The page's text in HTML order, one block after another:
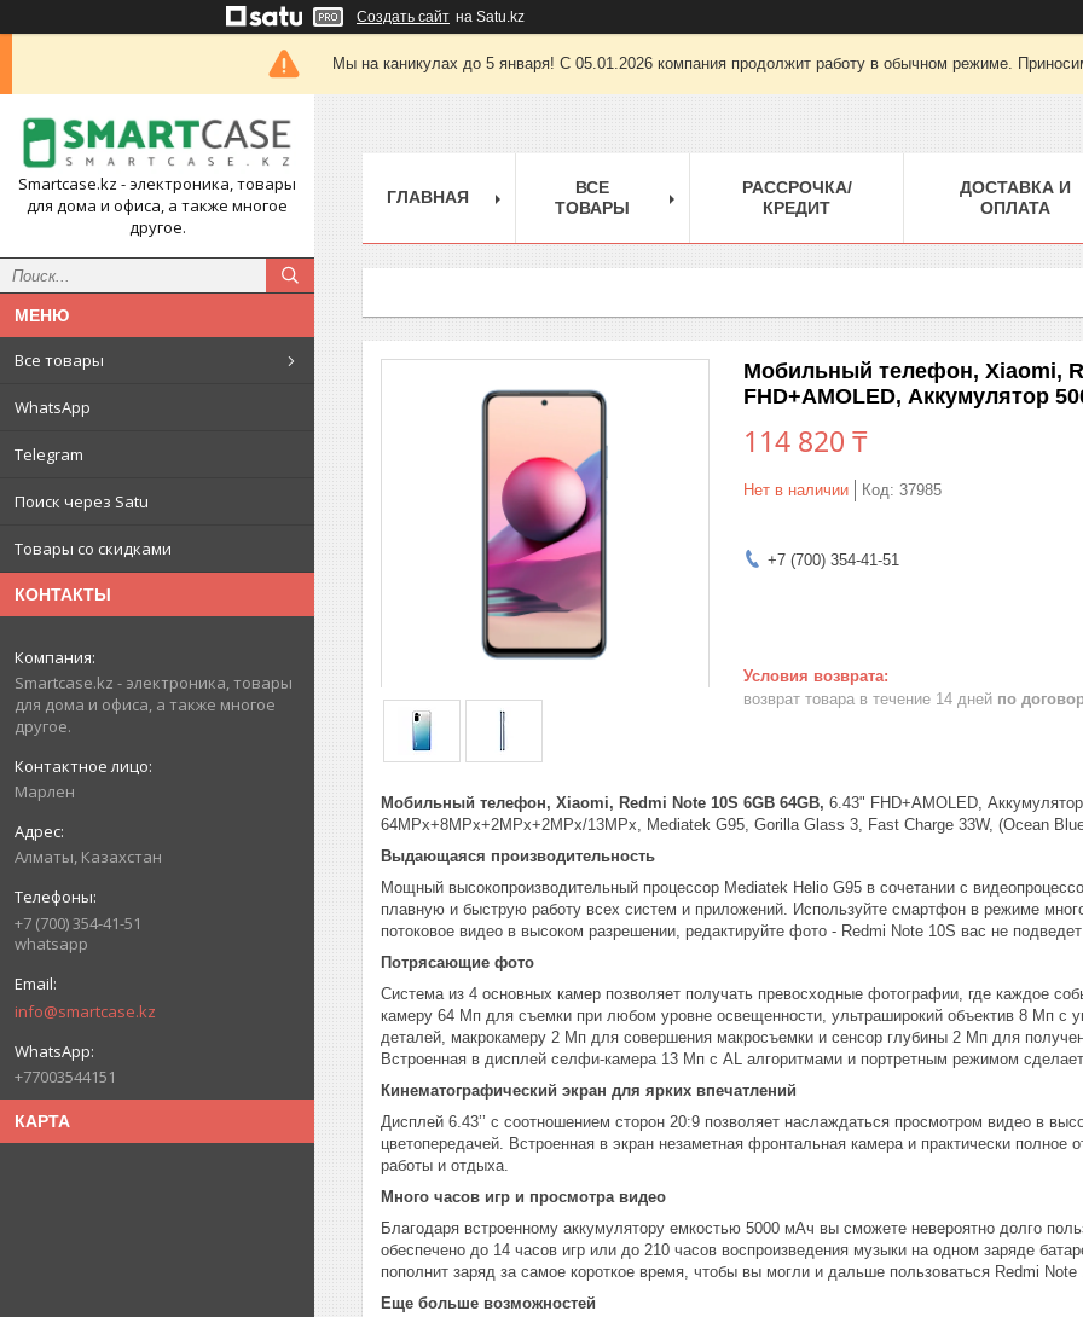
Создать сайт на Satu.kz
Мы на каникулах до 5 января! С 05.01.2026 компания продолжит работу в обычном режиме.
Smartcase.kz - электроника, товары
для дома и офиса, а также многое
другое.
Все товары
WhatsApp
Telegram
Поиск через Satu
Товары со скидками
КОНТАКТЫ
Smartcase.kz - электроника, товары
для дома и офиса, а также многое
другое.
Марлен
Алматы, Казахстан
+7 (700) 354-41-51
whatsapp
info@smartcase.kz
+77003544151
КАРТА
ГЛАВНАЯ
ВСЕ
ТОВАРЫ
РАССРОЧКА/
КРЕДИТ
ДОСТАВКА И
ОПЛАТА
Мобильный телефон, Xiaomi,
FHD+AMOLED, Аккумулятор
114 820 ₸
Нет в наличии Код: 37985
+7 (700) 354-41-51
возврат товара в течение 14 дней по
Мобильный телефон, Xiaomi, Redmi Note 10S 6GB 64GB, 6.43" FHD+AMOLED,
64MPx+8MPx+2MPx+2MPx/13MPx, Mediatek G95, Gorilla Glass 3, Fast Charge 33W, (Ocean
Выдающаяся производительность
Мощный высокопроизводительный процессор Mediatek Helio G95 в сочетании с
плавную и быструю работу всех систем и приложений. Используйте смартфон в режиме
потоковое видео в высоком разрешении, редактируйте фото - Redmi Note 10S вас не
Потрясающие фото
Система из 4 основных камер позволяет получать превосходные фотографии, где каждое
камеру 64 Мп для съемки при любом уровне освещенности, ультраширокий объектив 8 Мп с
деталей, макрокамеру 2 Мп для совершения макросъемки и сенсор глубины 2 Мп для
Встроенная в дисплей селфи-камера 13 Мп с AL алгоритмами и портретным режимом
Кинематографический экран для ярких впечатлений
Дисплей 6.43’’ с соотношением сторон 20:9 позволяет наслаждаться просмотром видео в
цветопередачей. Встроенная в экран незаметная фронтальная камера и практически полное
работы и отдыха.
Много часов игр и просмотра видео
Благодаря встроенному аккумулятору емкостью 5000 мАч вы сможете невероятно долго
обеспечено до 14 часов игр или до 210 часов воспроизведения музыки на одном заряде
пополнит заряд за самое короткое время, чтобы вы могли и дальше пользоваться Redmi Note
Еще больше возможностей